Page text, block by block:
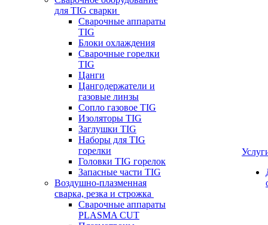
для TIG сварки
Сварочные аппараты
TIG
Блоки охлаждения
Сварочные горелки
TIG
Цанги
Цангодержатели и
газовые линзы
Сопло газовое TIG
Изоляторы TIG
Заглушки TIG
Наборы для TIG
горелки
Головки TIG горелок
Запасные части TIG
Воздушно-плазменная
сварка, резка и строжка
Сварочные аппараты
PLASMA CUT